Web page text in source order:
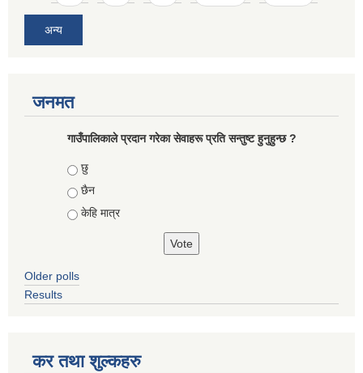
अन्य
जनमत
गाउँपालिकाले प्रदान गरेका सेवाहरू प्रति सन्तुष्ट हुनुहुन्छ ?
Choices
छु
छैन
केहि मात्र
Older polls
Results
कर तथा शुल्कहरु